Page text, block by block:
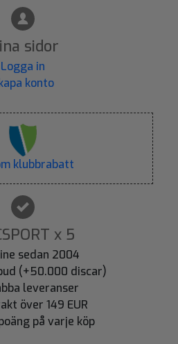
sidor
Logga in
konto
klubbrabatt
x 5
sedan 2004
(+50.000 discar)
leveranser
över 149 EUR
på varje köp